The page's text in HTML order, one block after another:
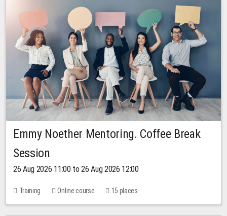
Emmy Noether Mentoring. Coffee Break
Session
26 Aug 2026 11:00 to 26 Aug 2026 12:00
Training Online course 15 places